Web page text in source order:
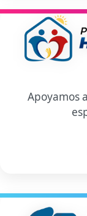
Apoyamos